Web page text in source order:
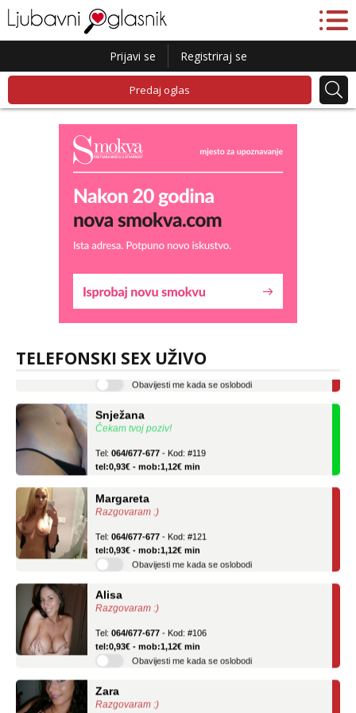
Prijavi se Registriraj se
Predaj oglas
TELEFONSKI SEX UŽIVO
Liliana
tel:0,93€ - mob:1,12€ min
Čekam tvoj poziv!
tel:0,93€ - mob:1,12€ min
Razgovaram :)
tel:0,93€ - mob:1,12€ min
Obavijesti me kada se oslobodi
Razgovaram :)
tel:0,93€ - mob:1,12€ min
Obavijesti me kada se oslobodi
Razgovaram :)